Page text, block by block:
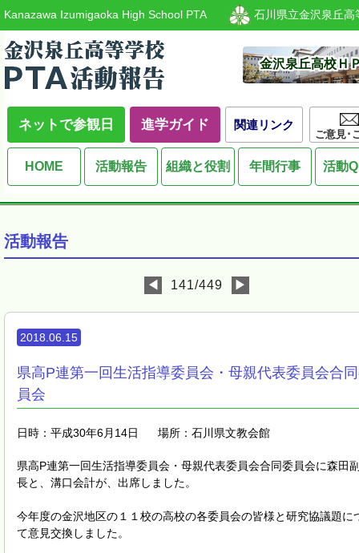
Kanazawa Izumigaoka High School PTA 石川県立金沢泉丘高
金沢泉丘高校Ｈ
ネットで参観日 進学ガイド 関連リンク
ご意見･
HOME 活動報告 組織と役割 年間行事 活動
活動報告
◀ 141/449 ▶
2018.06.15
県高P連第一回生活指導委員会・母親代表委員会合
員会
日時：平成30年6月14日 場所：石川県文教会館
県高P連第一回生活指導委員会・母親代表委員会合同委員会に森田
長と、溝口会計が、出席しました。
今年度の金沢地区の１１校の高校の各委員会の皆様と研究協議題に
て意見交換しました。